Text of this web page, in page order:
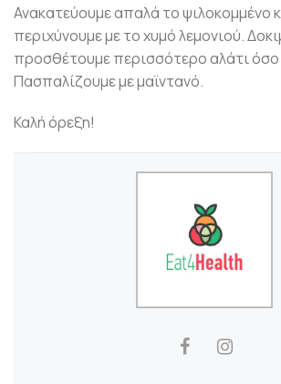
Ανακατεύουμε απαλά το ψιλοκομμένο
περιχύνουμε με το χυμό λεμονιού.
προσθέτουμε περισσότερο αλάτι όσο
Πασπαλίζουμε με μαϊντανό.
Καλή όρεξη!